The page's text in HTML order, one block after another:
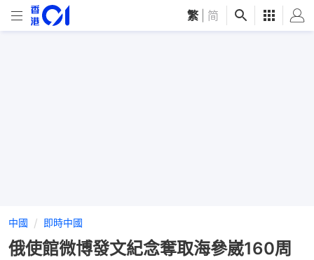
繁 简
中國 即時中國
俄使館微博發文紀念奪取海參崴160周